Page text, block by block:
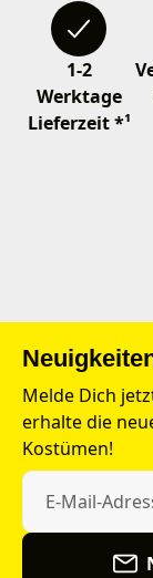
1-2
Werktage
Lieferzeit *¹
Melde Dich
erhalte die
Kostümen!